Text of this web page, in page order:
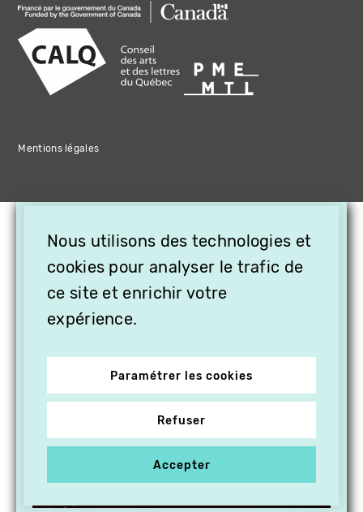
Mentions légales
Nous utilisons des technologies et
cookies pour analyser le trafic de
ce site et enrichir votre
expérience.
Paramétrer les cookies
Refuser
Accepter
OFFREZ LA VIDÉO EN
CADEAU, ABONNEZ VOS
PROCHES À VITHÈQUE !